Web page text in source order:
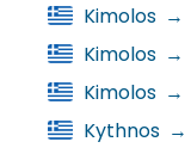
Kimolos →
Kimolos →
Kimolos →
Kythnos →